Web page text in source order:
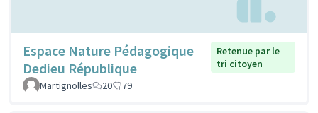
Espace Nature Pédagogique
Dedieu République
Retenue par le
tri citoyen
Martignolles
20 79